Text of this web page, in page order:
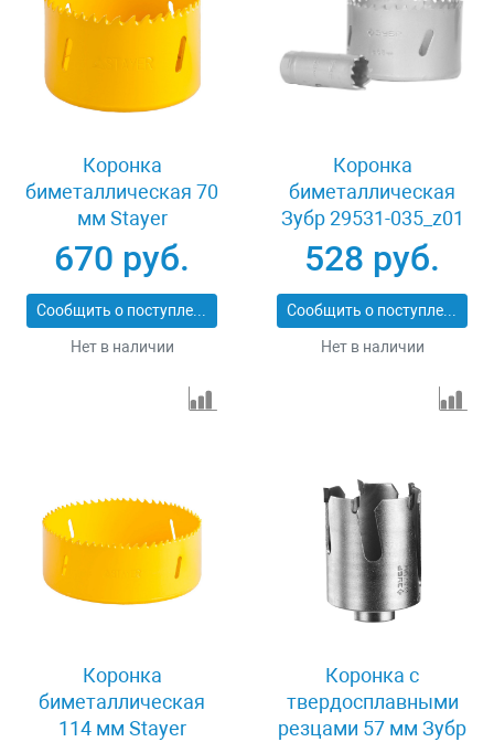
Коронка
биметаллическая 70
мм Stayer
PROFESSIONAL
29547-070
670 руб.
Сообщить о поступлении
Нет в наличии
Коронка
биметаллическая
Зубр 29531-035_z01
528 руб.
Сообщить о поступлении
Нет в наличии
Коронка
биметаллическая
114 мм Stayer
Коронка с
твердосплавными
резцами 57 мм Зубр